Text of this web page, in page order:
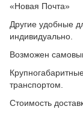
«Новая Почта»
Другие удобные
индивидуально.
Возможен
транспортом.
Стоимость